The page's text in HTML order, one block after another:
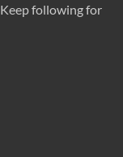
following for